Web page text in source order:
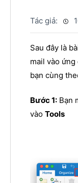
Tác giả:
Sau đây là
mail vào
bạn cùng
Bước 1:Bạn
vào Tools